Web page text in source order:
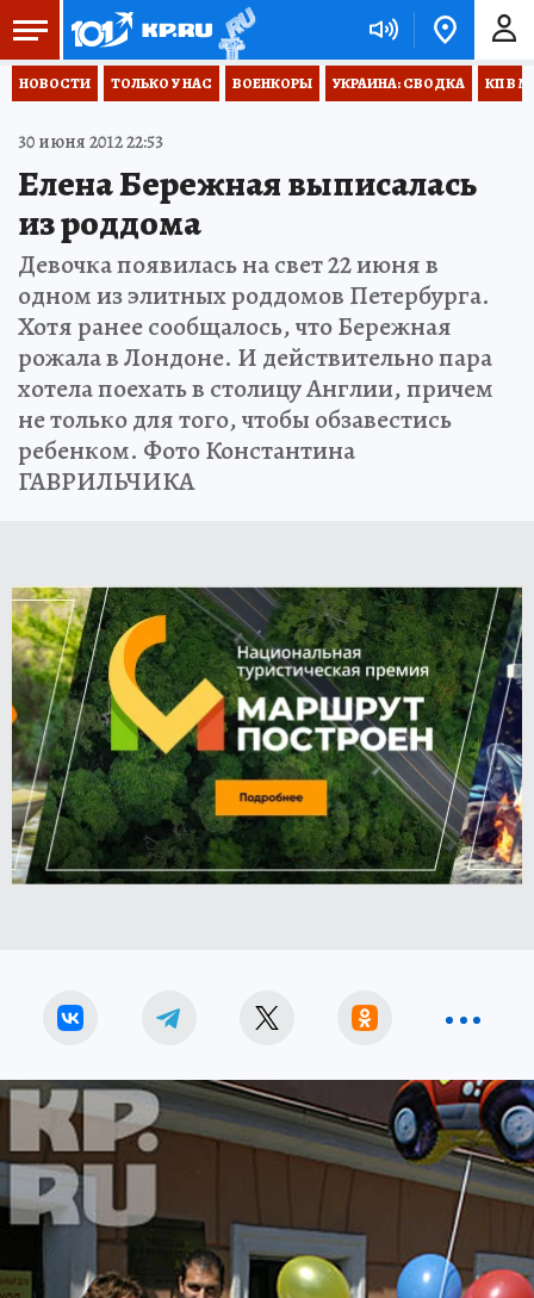
НОВОСТИ ТОЛЬКО У НАС ВОЕНКОРЫ УКРАИНА: СВОДКА КП В
30 июня 2012 22:53
Елена Бережная выписалась
из роддома
Девочка появилась на свет 22 июня в
одном из элитных роддомов Петербурга.
Хотя ранее сообщалось, что Бережная
рожала в Лондоне. И действительно пара
хотела поехать в столицу Англии, причем
не только для того, чтобы обзавестись
ребенком. Фото Константина
ГАВРИЛЬЧИКА